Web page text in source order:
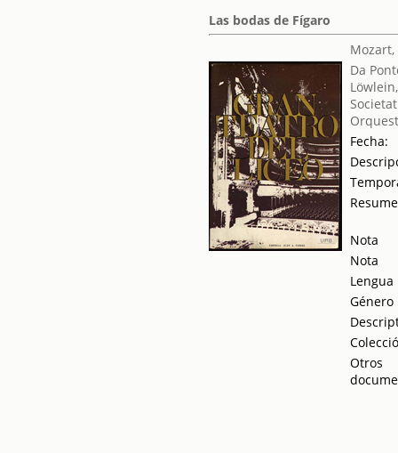
Las bodas de Fígaro
Da
Fecha:
Nota
Nota
Lengua
Género
Otros